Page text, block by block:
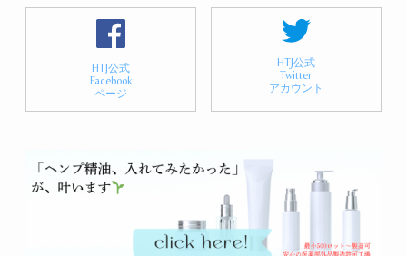
HTJ公式
Facebook
ページ
HTJ公式
Twitter
アカウント